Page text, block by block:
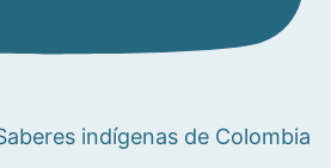
Saberes indígenas de Colombia